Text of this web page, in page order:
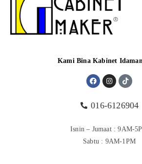
Kami Bina Kabinet
016-6126904
Isnin – Jumaat : 9AM-
Sabtu : 9AM-1PM